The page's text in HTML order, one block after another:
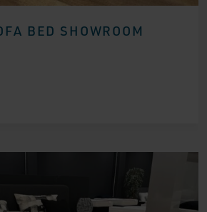
BED SHOWROOM